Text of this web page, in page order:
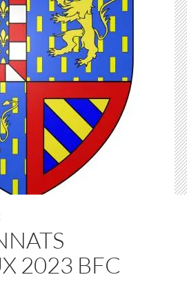
2023 BFC